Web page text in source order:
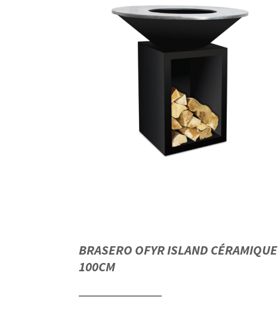
BRASERO OFYR ISLAND CÉRAMIQUE
100CM